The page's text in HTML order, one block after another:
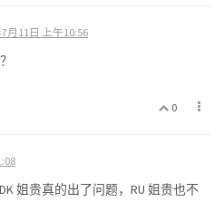
月11日 上午10:56
0
姐贵真的出了问题，RU 姐贵也不